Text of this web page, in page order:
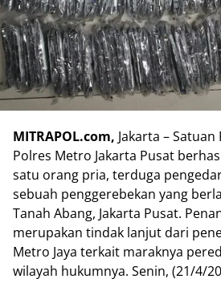
MITRAPOL.com, Jakarta –
Polres Metro Jakarta Pusat
satu orang pria, terduga
sebuah penggerebekan yang
Tanah Abang, Jakarta Pusat.
merupakan tindak lanjut dari
Metro Jaya terkait maraknya
wilayah hukumnya. Senin, (21/4/